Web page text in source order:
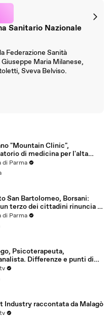
Sanitario Nazionale
Federazione Sanità
Maria Milanese,
Sveva Belviso.
"Mountain Clinic",
di medicina per l'alta
di Parma
San Bartolomeo, Borsani:
terzo dei cittadini rinuncia a
di Parma
Psicoterapeuta,
Differenze e punti di
Industry raccontata da Malagò